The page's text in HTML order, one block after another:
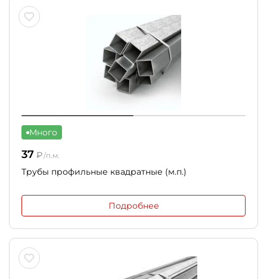
Много
37 ₽/п.м.
Трубы профильные квадратные (м.п.)
Подробнее